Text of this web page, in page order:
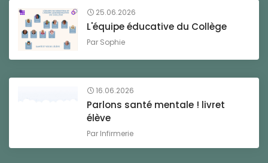
25.06.2026
L'équipe éducative du Collège
Par Sophie
16.06.2026
Parlons santé mentale ! livret
élève
Par Infirmerie